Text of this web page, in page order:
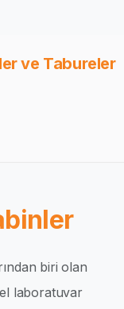
ve Tabureler
biri olan
laboratuvar